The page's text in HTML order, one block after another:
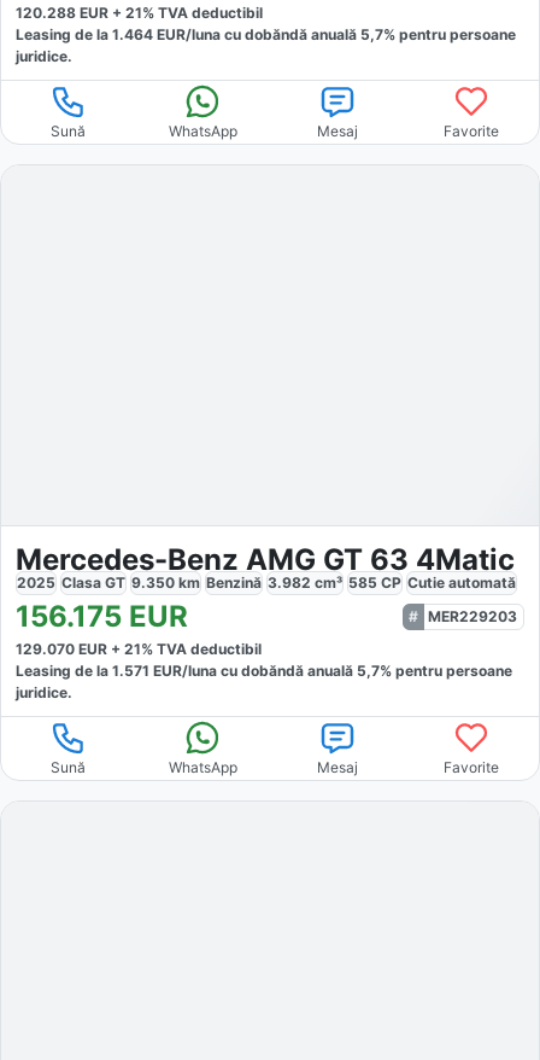
120.288 EUR + 21% TVA deductibil
Leasing de la 1.464 EUR/luna cu dobăndă anuală 5,7% pentru persoane
juridice.
Sună WhatsApp Mesaj Favorite
Mercedes-Benz AMG GT 63 4Matic
2025 Clasa GT 9.350 km Benzină 3.982 cm³ 585 CP Cutie automată
156.175 EUR
MER229203
129.070 EUR + 21% TVA deductibil
Leasing de la 1.571 EUR/luna cu dobăndă anuală 5,7% pentru persoane
juridice.
Sună WhatsApp Mesaj Favorite